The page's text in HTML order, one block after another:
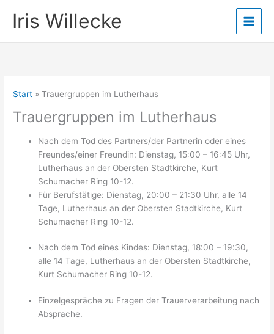
InhaltIris Willecke
Start Trauergruppen im Lutherhaus
Trauergruppen im Lutherhaus
Nach dem Tod des Partners/der Partnerin oder eines
Freundes/einer Freundin: Dienstag, 15:00 – 16:45 Uhr,
Lutherhaus an der Obersten Stadtkirche, Kurt
Schumacher Ring 10-12.
Für Berufstätige: Dienstag, 20:00 – 21:30 Uhr, alle 14
Tage, Lutherhaus an der Obersten Stadtkirche, Kurt
Schumacher Ring 10-12.
Nach dem Tod eines Kindes: Dienstag, 18:00 – 19:30,
alle 14 Tage, Lutherhaus an der Obersten Stadtkirche,
Kurt Schumacher Ring 10-12.
Einzelgespräche zu Fragen der Trauerverarbeitung nach
Absprache.